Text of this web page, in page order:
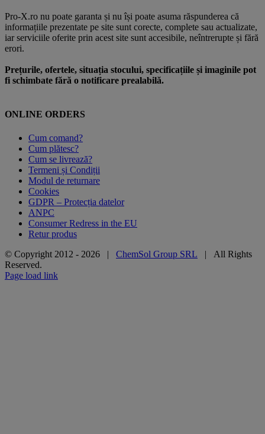
Pro-X.ro nu poate garanta și nu își poate asuma răspunderea că
informațiile prezentate pe site sunt corecte, complete sau actualizate,
iar serviciile oferite prin acest site sunt accesibile, neîntrerupte și fără
erori.
Prețurile, ofertele, situația stocului, specificațiile și imaginile pot
fi schimbate fără o notificare prealabilă.
ONLINE ORDERS
Cum comand?
Cum plătesc?
Cum se livrează?
Termeni și Condiții
Modul de returnare
Cookies
GDPR – Protecția datelor
ANPC
Consumer Redress in the EU
Retur produs
© Copyright 2012 - 2026 | ChemSol Group SRL | All Rights
Reserved.
Page load link